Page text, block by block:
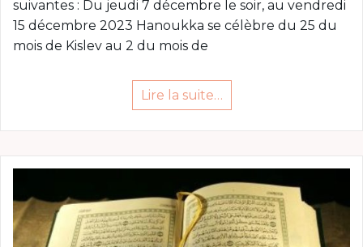
suivantes : Du jeudi 7 décembre le soir, au vendredi
15 décembre 2023 Hanoukka se célèbre du 25 du
mois de Kislev au 2 du mois de
Lire la suite…